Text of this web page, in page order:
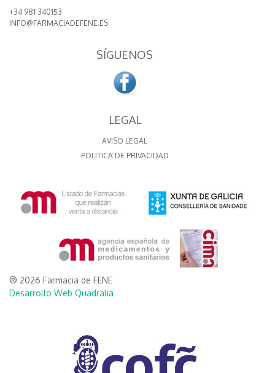
+34 981 340153
INFO@FARMACIADEFENE.ES
SÍGUENOS
LEGAL
AVISO LEGAL
POLITICA DE PRIVACIDAD
® 2026 Farmacia de FENE
Desarrollo Web Quadralia